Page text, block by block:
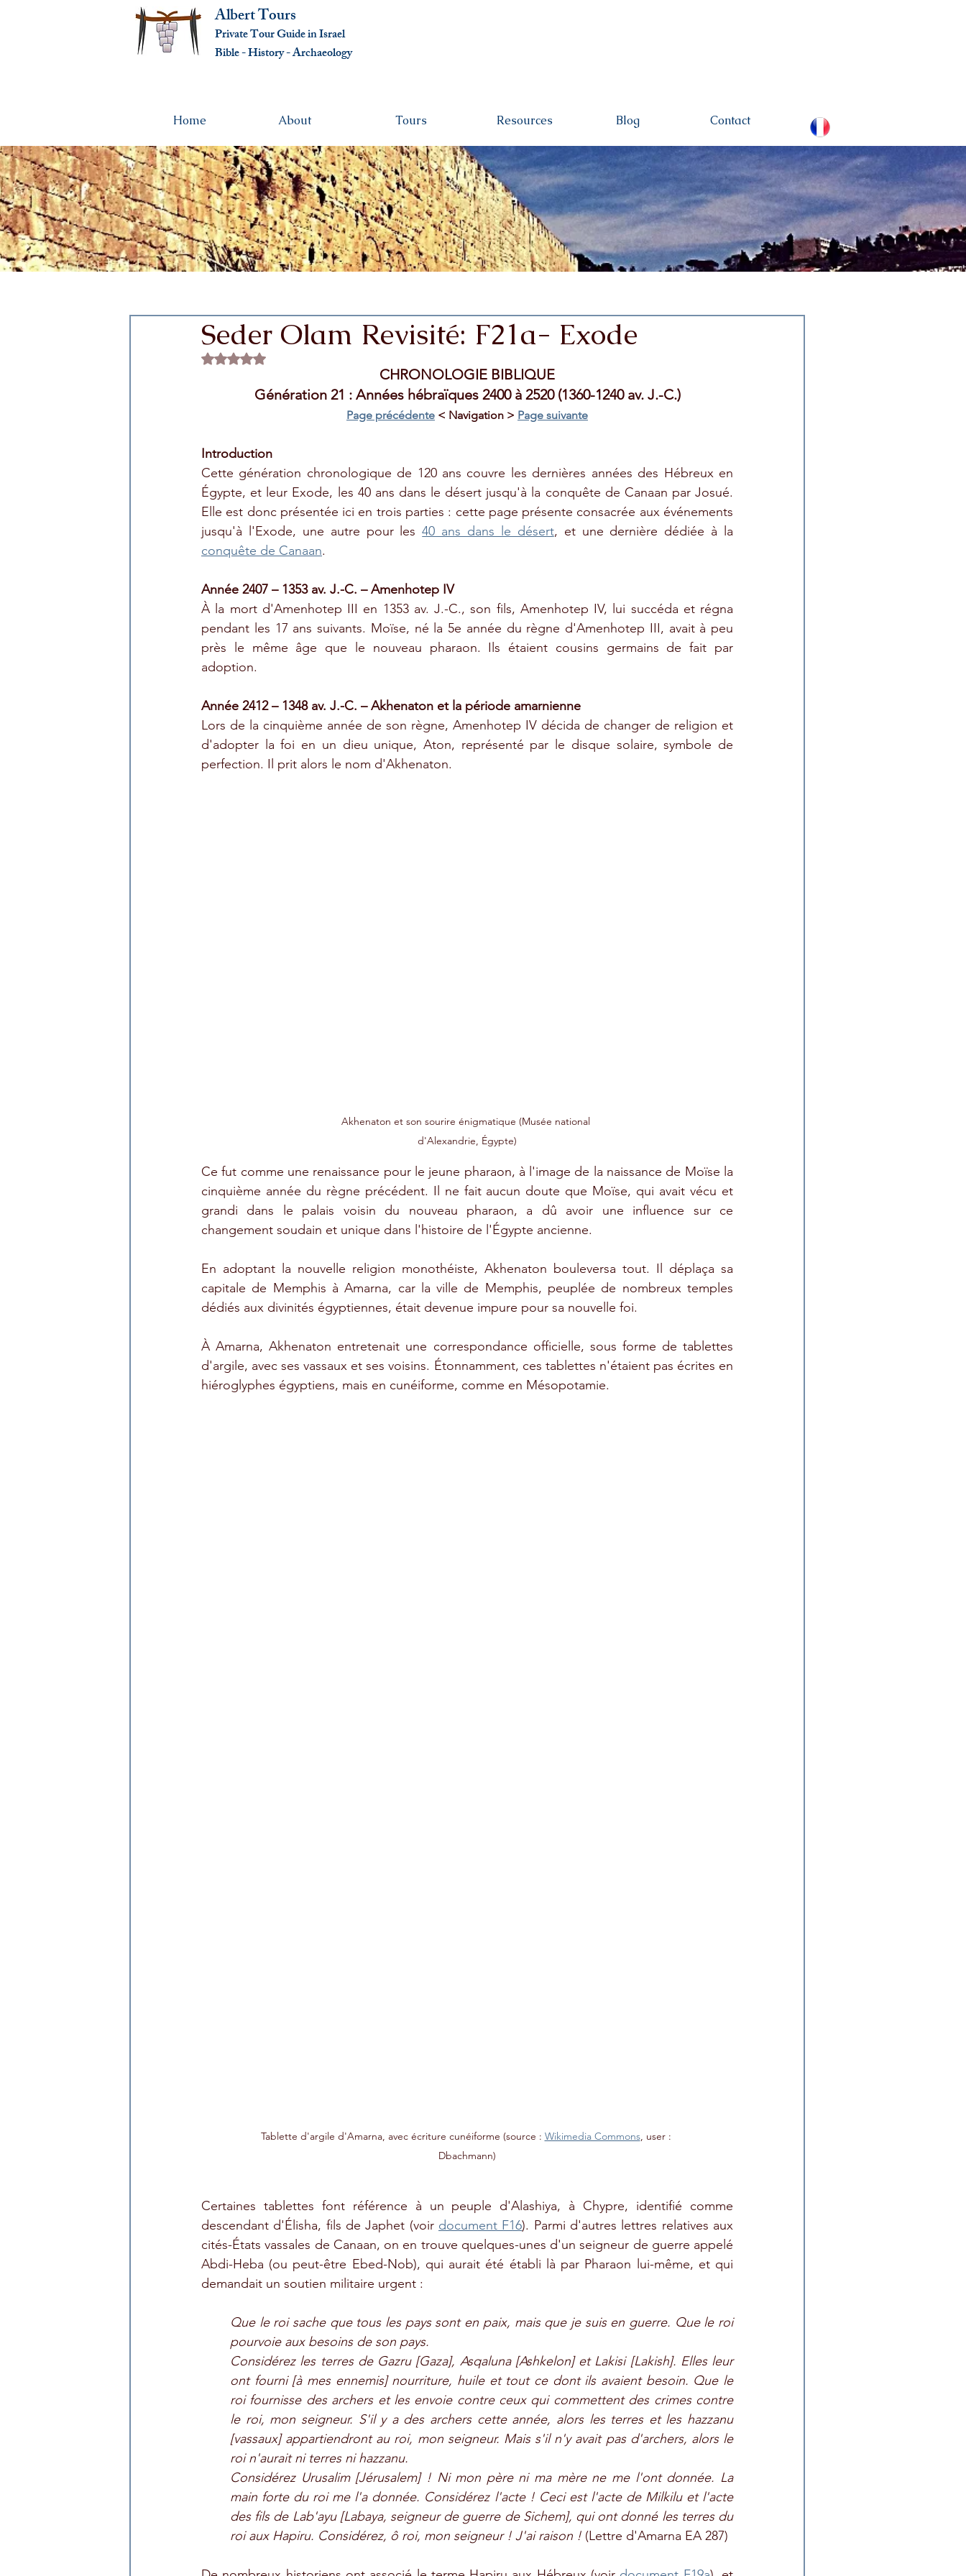
Albert Tours
Private Tour Guide in Israel
Bible - History - Archaeology
Home About Tours Resources Blog Contact
Seder Olam Revisité: F21a- Exode
Rated NaN out of 5 stars.
CHRONOLOGIE BIBLIQUE
Génération 21 : Années hébraïques 2400 à 2520 (1360-1240 av. J.-C.)
Page précédente < Navigation > Page suivante
Introduction
Cette génération chronologique de 120 ans couvre les dernières années des Hébreux en
Égypte, et leur Exode, les 40 ans dans le désert jusqu'à la conquête de Canaan par Josué.
Elle est donc présentée ici en trois parties : cette page présente consacrée aux événements
jusqu'à l'Exode, une autre pour les 40 ans dans le désert
conquête de Canaan.
Année 2407 – 1353 av. J.-C. – Amenhotep IV
À la mort d'Amenhotep III en 1353 av. J.-C., son fils, Amenhotep IV, lui succéda et régna
pendant les 17 ans suivants. Moïse, né la 5e année du règne d'Amenhotep III, avait à peu
près le même âge que le nouveau pharaon. Ils étaient cousins ​​germains de fait par
adoption.
Année 2412 – 1348 av. J.-C. – Akhenaton et la période amarnienne
Lors de la cinquième année de son règne, Amenhotep IV décida de changer de religion et
d'adopter la foi en un dieu unique, Aton, représenté par le disque solaire, symbole de
perfection. Il prit alors le nom d'Akhenaton.
Akhenaton et son sourire énigmatique (Musée national
d'Alexandrie, Égypte)
Ce fut comme une renaissance pour le jeune pharaon, à l'image de la naissance de Moïse la
cinquième année du règne précédent. Il ne fait aucun doute que Moïse, qui avait vécu et
grandi dans le palais voisin du nouveau pharaon, a dû avoir une influence sur ce
changement soudain et unique dans l'histoire de l'Égypte ancienne.
En adoptant la nouvelle religion monothéiste, Akhenaton bouleversa tout. Il déplaça sa
capitale de Memphis à Amarna, car la ville de Memphis, peuplée de nombreux temples
dédiés aux divinités égyptiennes, était devenue impure pour sa nouvelle foi.
À Amarna, Akhenaton entretenait une correspondance officielle, sous forme de tablettes
d'argile, avec ses vassaux et ses voisins. Étonnamment, ces tablettes n'étaient pas écrites en
hiéroglyphes égyptiens, mais en cunéiforme, comme en Mésopotamie.
Tablette d'argile d'Amarna, avec écriture cunéiforme (source : Wikimedia Commons, user :
Dbachmann)
Certaines tablettes font référence à un peuple d'Alashiya, à Chypre, identifié comme
descendant d'Élisha, fils de Japhet (voir document F16). Parmi d'autres lettres relatives aux
cités-États vassales de Canaan, on en trouve quelques-unes d'un seigneur de guerre appelé
Abdi-Heba (ou peut-être Ebed-Nob), qui aurait été établi là par Pharaon lui-même, et qui
demandait un soutien militaire urgent :
Que le roi sache que tous les pays sont en paix, mais que je suis en guerre. Que le roi
pourvoie aux besoins de son pays.
Considérez les terres de Gazru [Gaza], Asqaluna [Ashkelon] et Lakisi [Lakish]. Elles leur
ont fourni [à mes ennemis] nourriture, huile et tout ce dont ils avaient besoin. Que le
roi fournisse des archers et les envoie contre ceux qui commettent des crimes contre
le roi, mon seigneur. S'il y a des archers cette année, alors les terres et les hazzanu
[vassaux] appartiendront au roi, mon seigneur. Mais s'il n'y avait pas d'archers, alors le
roi n'aurait ni terres ni hazzanu.
Considérez Urusalim [Jérusalem] ! Ni mon père ni ma mère ne me l'ont donnée. La
main forte du roi me l'a donnée. Considérez l'acte ! Ceci est l'acte de Milkilu et l'acte
des fils de Lab'ayu [Labaya, seigneur de guerre de Sichem], qui ont donné les terres du
roi aux Hapiru. Considérez, ô roi, mon seigneur ! J'ai raison ! (Lettre d'Amarna EA 287)